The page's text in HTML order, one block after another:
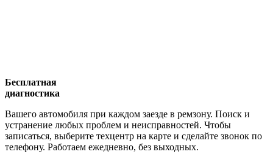
Бесплатная
диагностика
Вашего автомобиля при каждом заезде в ремзону. Поиск и
устранение любых проблем и неисправностей. Чтобы
записаться, выберите техцентр на карте и сделайте звонок по
телефону. Работаем ежедневно, без выходных.